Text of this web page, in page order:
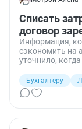
Списать
договор
Информация,
сэкономить на
уточнило,
Бухгалтеру